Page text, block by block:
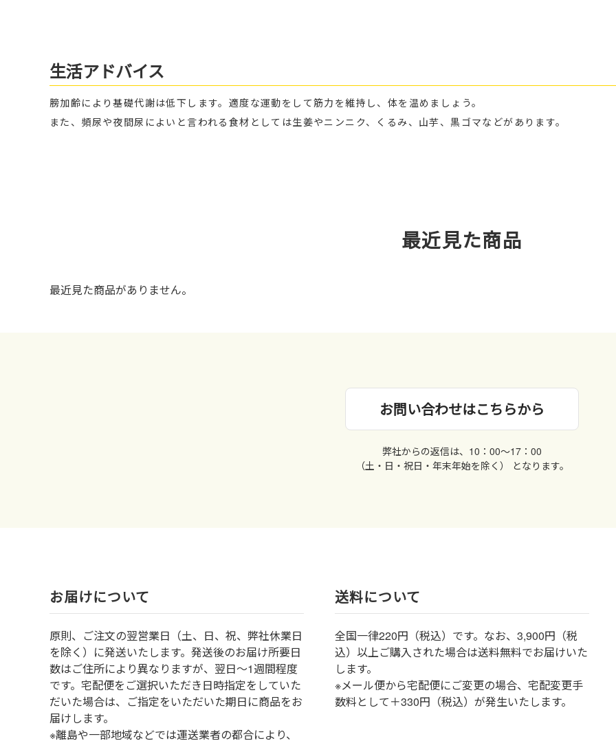
生活アドバイス
膀加齢により基礎代謝は低下します。適度な運動をして筋力を維持し、体を温めましょう。
また、頻尿や夜間尿によいと言われる食材としては生姜やニンニク、くるみ、山芋、黒ゴマなどがあります。
最近見た商品
最近見た商品がありません。
お問い合わせはこちらから
弊社からの返信は、10：00〜17：00
（土・日・祝日・年末年始を除く） となります。
お届けについて
原則、ご注文の翌営業日（土、日、祝、弊社休業日
を除く）に発送いたします。発送後のお届け所要日
数はご住所により異なりますが、翌日～1週間程度
です。宅配便をご選択いただき日時指定をしていた
だいた場合は、ご指定をいただいた期日に商品をお
届けします。
※離島や一部地域などでは運送業者の都合により、
送料について
全国一律220円（税込）です。なお、3,900円（税
込）以上ご購入された場合は送料無料でお届けいた
します。
※メール便から宅配便にご変更の場合、宅配変更手
数料として＋330円（税込）が発生いたします。